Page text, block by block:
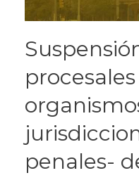
penales-